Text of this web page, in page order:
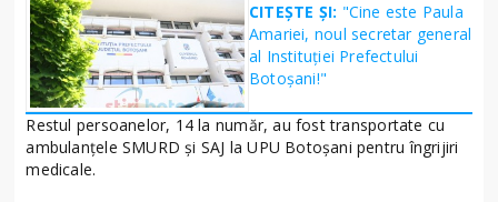
CITEȘTE ȘI: "Cine este Paula
Amariei, noul secretar general
al Instituției Prefectului
Botoșani!"
Restul persoanelor, 14 la număr, au fost transportate cu
ambulanțele SMURD și SAJ la UPU Botoșani pentru îngrijiri
medicale.